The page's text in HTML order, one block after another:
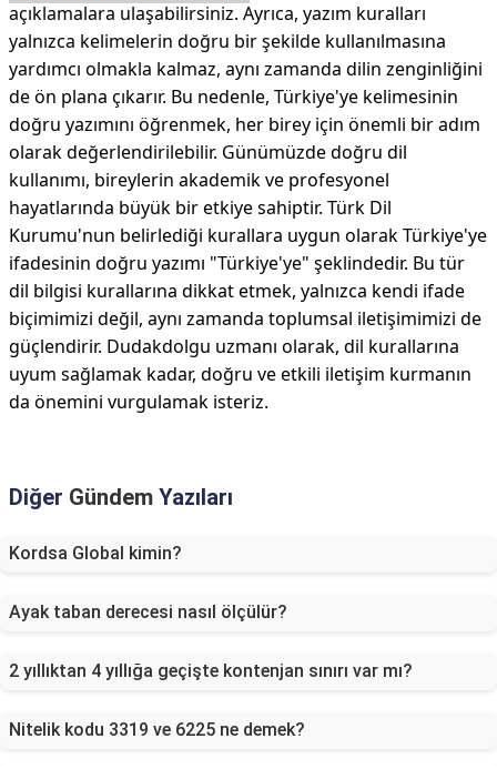
açıklamalara ulaşabilirsiniz. Ayrıca, yazım kuralları
yalnızca kelimelerin doğru bir şekilde kullanılmasına
yardımcı olmakla kalmaz, aynı zamanda dilin zenginliğini
de ön plana çıkarır. Bu nedenle, Türkiye'ye kelimesinin
doğru yazımını öğrenmek, her birey için önemli bir adım
olarak değerlendirilebilir. Günümüzde doğru dil
kullanımı, bireylerin akademik ve profesyonel
hayatlarında büyük bir etkiye sahiptir. Türk Dil
Kurumu'nun belirlediği kurallara uygun olarak Türkiye'ye
ifadesinin doğru yazımı "Türkiye'ye" şeklindedir. Bu tür
dil bilgisi kurallarına dikkat etmek, yalnızca kendi ifade
biçimimizi değil, aynı zamanda toplumsal iletişimimizi de
güçlendirir. Dudakdolgu uzmanı olarak, dil kurallarına
uyum sağlamak kadar, doğru ve etkili iletişim kurmanın
da önemini vurgulamak isteriz.
Diğer Gündem Yazıları
Kordsa Global kimin?
Ayak taban derecesi nasıl ölçülür?
2 yıllıktan 4 yıllığa geçişte kontenjan sınırı var mı?
Nitelik kodu 3319 ve 6225 ne demek?